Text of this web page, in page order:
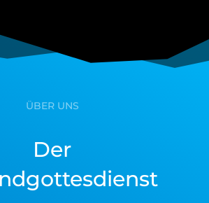
ÜBER UNS
Der